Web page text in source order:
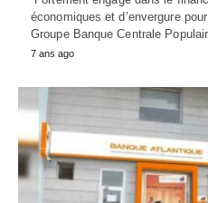
économiques et d’envergure
Groupe Banque Centrale
7 ans ago